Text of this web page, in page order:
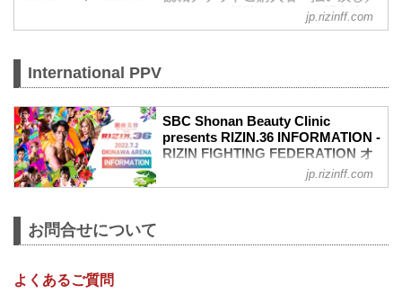
PPS・PPV視聴チケットご購入者へ
非請求対応のお知らせ - RIZIN
明日7月2日（土）開催の湘南美容クリニ
インイベントに出場を予定しておりまし
た朝倉海の欠場に伴い、RIZIN STREAM
PASSにてPPVを無料配信、またスカパ
ー！は視聴チケット購入者へ非請求対
応、観戦チケットご購入者へ払い戻しを
jp.rizinff.com
International PPV
SBC Shonan Beauty Clinic
presents RIZIN.36 INFORMATION -
RIZIN FIGHTING FEDERATION オ
RIZIN.36
jp.rizinff.com
お問合せについて
よくあるご質問